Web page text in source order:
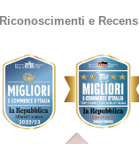
Riconoscimenti e